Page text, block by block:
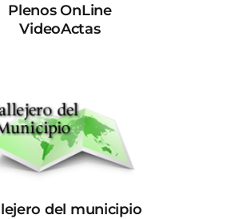
Plenos OnLine
VideoActas
del municipio